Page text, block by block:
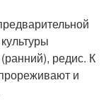
редис. К
и